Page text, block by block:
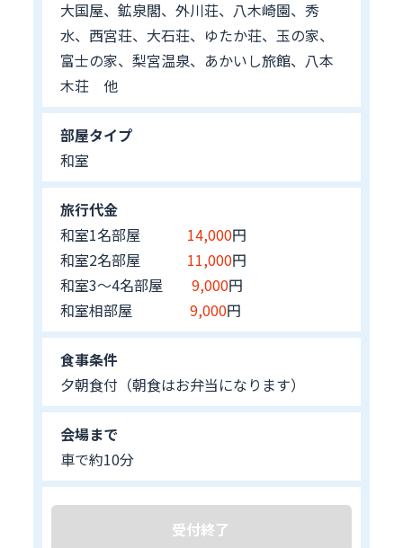
大国屋、鉱泉閣、外川荘、八木崎園、秀
水、西宮荘、大石荘、ゆたか荘、玉の家、
富士の家、梨宮温泉、あかいし旅館、八本
木荘 他
部屋タイプ
和室
旅行代金
和室1名部屋 14,000円
和室2名部屋 11,000円
和室3～4名部屋 9,000円
和室相部屋 9,000円
食事条件
夕朝食付（朝食はお弁当になります）
会場まで
車で約10分
受付終了